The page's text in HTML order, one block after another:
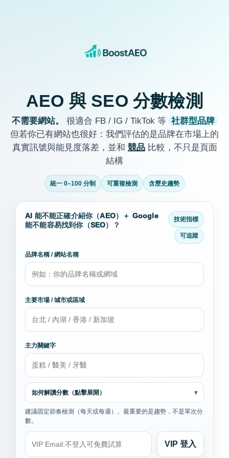
AEO 與 SEO 分數檢測
不需要網站。 很適合 FB / IG / TikTok 等 社群型品牌
但若你已有網站也很好：我們評估的是品牌在市場上的
真實訊號與能見度落差，並和 競品比較，不只是頁面
結構
統一 0–100 分制 可重複檢測 含歷史趨勢
AI 能不能正確介紹你（AEO）＋ Google
能不能容易找到你（SEO）？
技術指標
可追蹤
品牌名稱 / 網站名稱
主要市場 / 城市或區域
主力關鍵字
如何解讀分數（點擊展開） ▾
建議固定節奏檢測（每天或每週）。最重要的是趨勢，不是單次分
數。
VIP 登入